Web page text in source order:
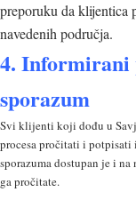
preporuku da klijentica
navedenih područja.
4. Informirani
sporazum
Svi klijenti koji dođu u
procesa pročitati i
sporazuma dostupan je i
ga pročitate.